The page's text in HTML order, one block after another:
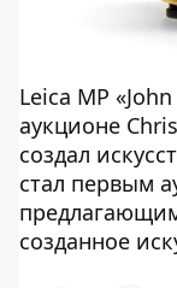
Leica MP
аукционе
создал
стал первым
созданное